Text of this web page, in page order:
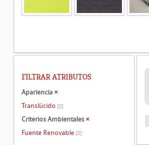
FILTRAR ATRIBUTOS
Apariencia ×
Translúcido [0]
Criterios Ambientales ×
Fuente Renovable [0]